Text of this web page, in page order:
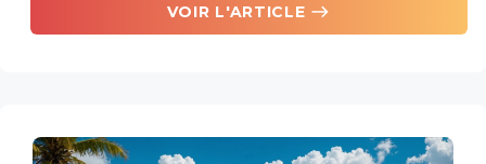
VOIR L'ARTICLE east